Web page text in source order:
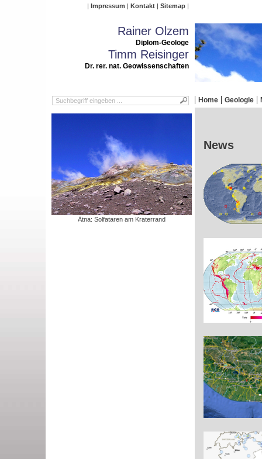
Impressum Kontakt Sitemap
Rainer Olzem
Diplom-Geologe
Timm Reisinger
Dr. rer. nat. Geowissenschaften
Home Geologie
Ätna: Solfataren am Kraterrand
News